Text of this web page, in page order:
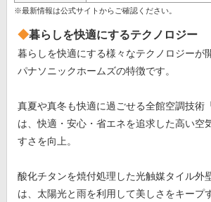
※最新情報は公式サイトからご確認ください。
暮らしを快適にするテクノロジー
暮らしを快適にする様々なテクノロジーが
パナソニックホームズの特徴です。
真夏や真冬も快適に過ごせる全館空調技術
は、快適・安心・省エネを追求した高い空
すさを向上。
酸化チタンを焼付処理した光触媒タイル外
は、太陽光と雨を利用して美しさをキープ